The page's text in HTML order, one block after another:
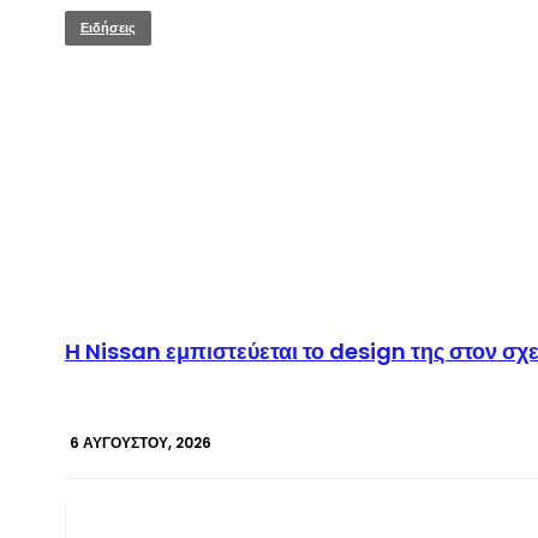
Ειδήσεις
Η Nissan εμπιστεύεται το design της στον
6 ΑΥΓΟΎΣΤΟΥ, 2026